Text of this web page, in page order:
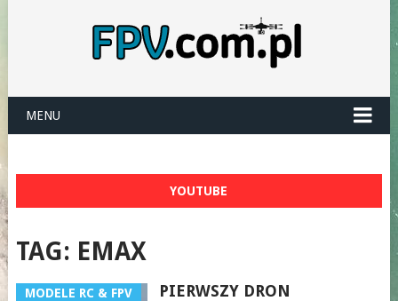
MENU
YOUTUBE
TAG: EMAX
MODELE RC & FPV
PIERWSZY DRON